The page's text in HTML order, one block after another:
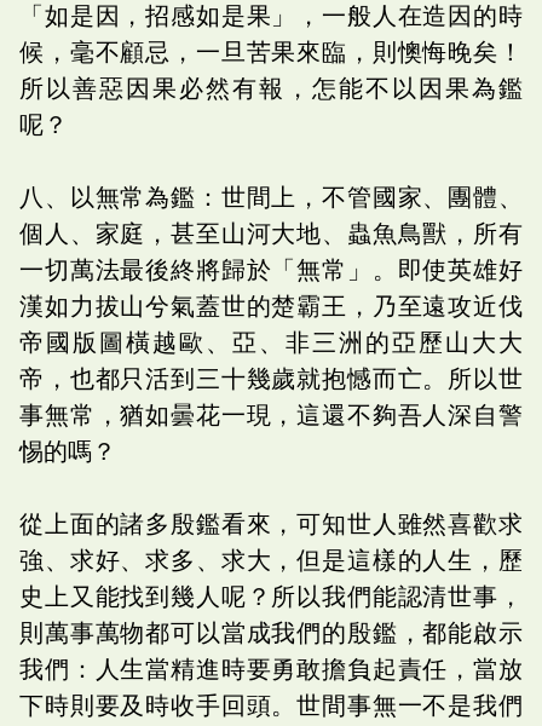
「如是因，招感如是果」，一般人在造因的時
候，毫不顧忌，一旦苦果來臨，則懊悔晚矣！
所以善惡因果必然有報，怎能不以因果為鑑
呢？
八、以無常為鑑：世間上，不管國家、團體、
個人、家庭，甚至山河大地、蟲魚鳥獸，所有
一切萬法最後終將歸於「無常」。即使英雄好
漢如力拔山兮氣蓋世的楚霸王，乃至遠攻近伐
帝國版圖橫越歐、亞、非三洲的亞歷山大大
帝，也都只活到三十幾歲就抱憾而亡。所以世
事無常，猶如曇花一現，這還不夠吾人深自警
惕的嗎？
從上面的諸多殷鑑看來，可知世人雖然喜歡求
強、求好、求多、求大，但是這樣的人生，歷
史上又能找到幾人呢？所以我們能認清世事，
則萬事萬物都可以當成我們的殷鑑，都能啟示
我們：人生當精進時要勇敢擔負起責任，當放
下時則要及時收手回頭。世間事無一不是我們